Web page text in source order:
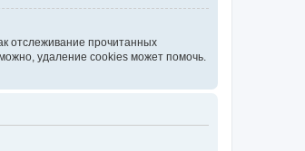
отслеживание прочитанных
удаление cookies может помочь.